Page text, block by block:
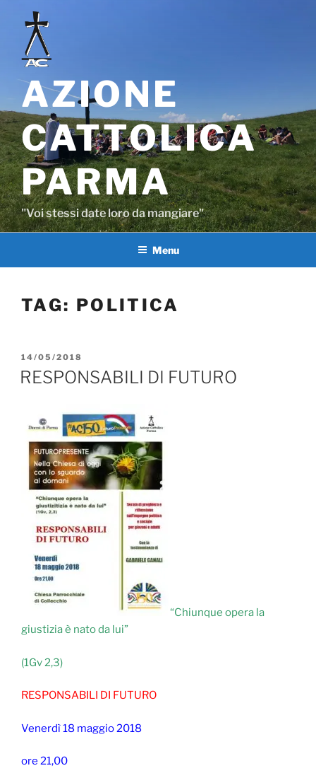
contenuto
AZIONE
CATTOLICA
PARMA
"Voi stessi date loro da mangiare"
Menu
TAG: POLITICA
PUBBLICATO
IL
14/05/2018
RESPONSABILI DI FUTURO
“Chiunque opera la
giustizia è nato da lui”
(1Gv 2,3)
RESPONSABILI DI FUTURO
Venerdì 18 maggio 2018
ore 21,00